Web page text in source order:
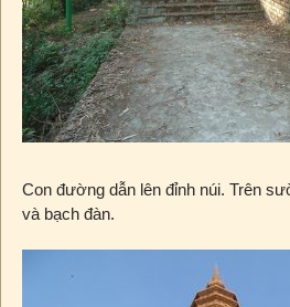
Con đường dẫn lên đỉnh núi. Trên
và bạch đàn.